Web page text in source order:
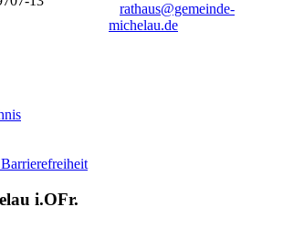
rathaus@gemeinde-
michelau.de
i.OFr.